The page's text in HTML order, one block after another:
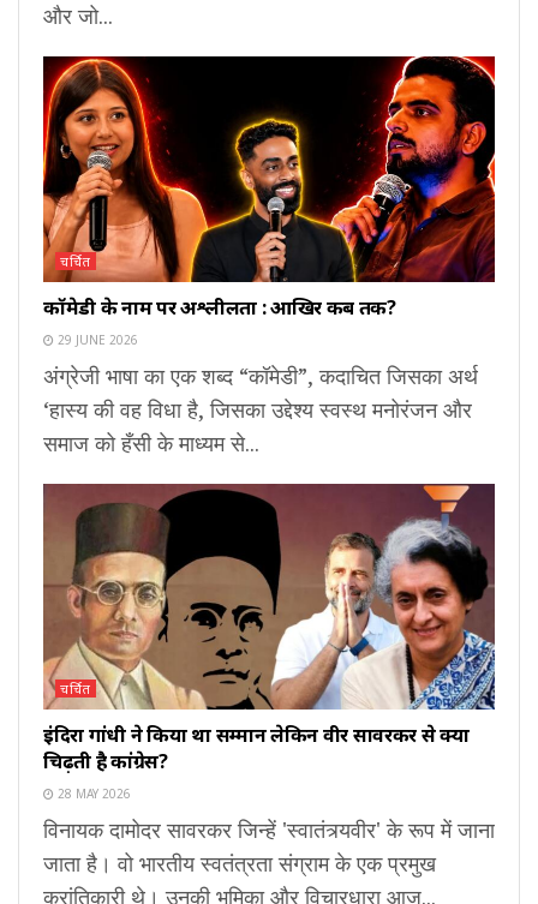
और जो...
चर्चित
कॉमेडी के नाम पर अश्लीलता : आखिर कब तक?
29 JUNE 2026
अंग्रेजी भाषा का एक शब्द “कॉमेडी”, कदाचित जिसका अर्थ
‘हास्य की वह विधा है, जिसका उद्देश्य स्वस्थ मनोरंजन और
समाज को हँसी के माध्यम से...
चर्चित
इंदिरा गांधी ने किया था सम्मान लेकिन वीर सावरकर से क्यों
चिढ़ती है कांग्रेस?
28 MAY 2026
विनायक दामोदर सावरकर जिन्हें 'स्वातंत्र्यवीर' के रूप में जाना
जाता है। वो भारतीय स्वतंत्रता संग्राम के एक प्रमुख
क्रांतिकारी थे। उनकी भूमिका और विचारधारा आज...